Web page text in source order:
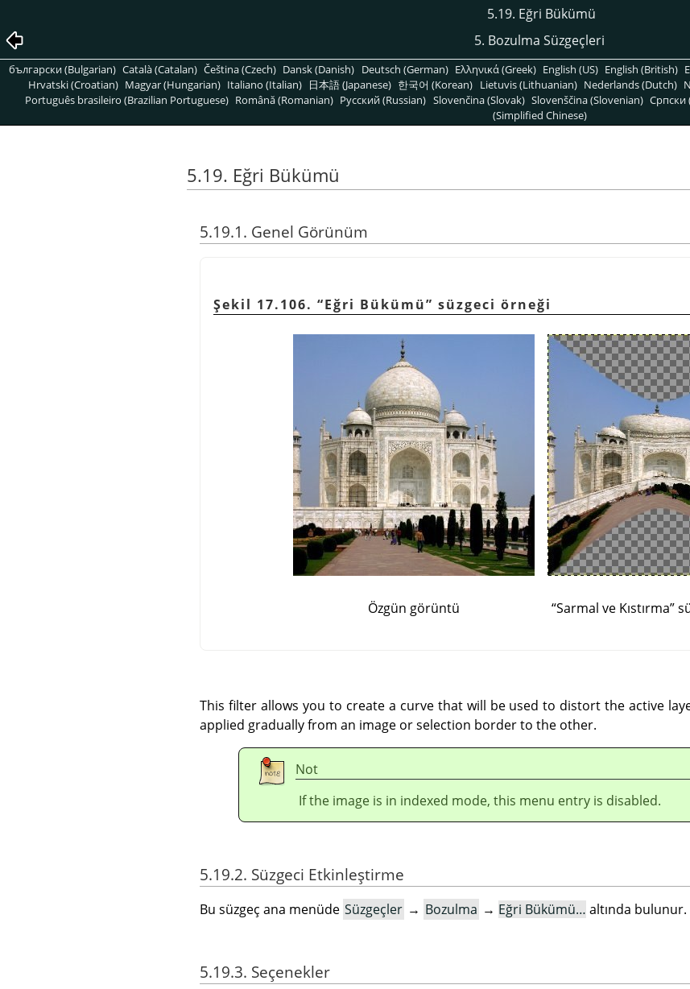
5.19. Eğri Bükümü
5. Bozulma Süzgeçleri
български (Bulgarian) Català (Catalan) Čeština (Czech) Dansk (Danish) Deutsch (German) Ελληνικά (Greek) English (US) English (British)
Hrvatski (Croatian) Magyar (Hungarian) Italiano (Italian) 日本語 (Japanese) 한국어 (Korean) Lietuvis (Lithuanian) Nederlands (Dutch)
Português brasileiro (Brazilian Portuguese) Română (Romanian) Pусский (Russian) Slovenčina (Slovak) Slovenščina (Slovenian) Српски
(Simplified Chinese)
5.19. Eğri Bükümü
5.19.1. Genel Görünüm
Şekil 17.106. “Eğri Bükümü” süzgeci örneği
Özgün görüntü “Sarmal ve Kıstırma”
This filter allows you to create a curve that will be used to distort the active
applied gradually from an image or selection border to the other.
Not
If the image is in indexed mode, this menu entry is disabled.
5.19.2. Süzgeci Etkinleştirme
Bu süzgeç ana menüde Süzgeçler → Bozulma → Eğri Bükümü… altında bulunur.
5.19.3. Seçenekler